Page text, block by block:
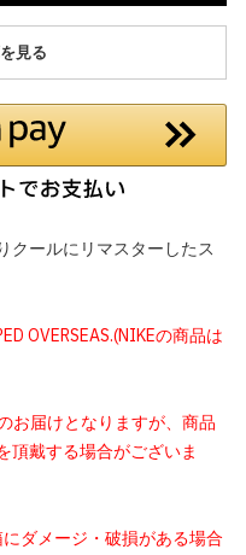
見る
クールにリマスターしたス
OVERSEAS.(NIKEの商品は
お届けとなりますが、商品
頂戴する場合がございま
ダメージ・破損がある場合